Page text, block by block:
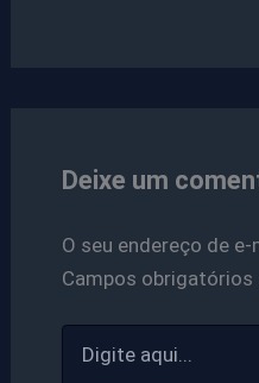
Deixe um
O seu endereço de
Campos
aqui...